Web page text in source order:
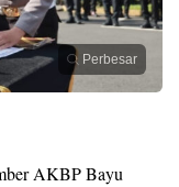
Perbesar
AKBP Bayu